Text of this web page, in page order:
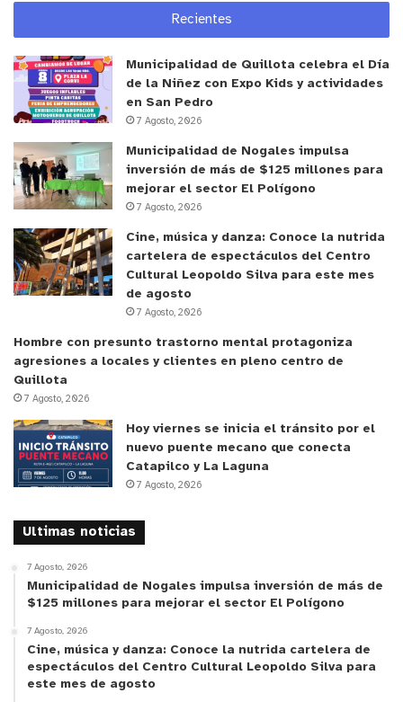
recientemente hubo que dar de baja el procesador
lineal que se había traído desde el ex Hospital San
Martín, y que contaba con 24 años de
funcionamiento, quedando como respaldo el
equipo que venía en el proyecto del nuevo
Hospital. Así, con estos dos equipos se puede
mantener la operatividad plena de los ciclos de
biopsias del recinto asistencial. Así lo destacó el
Dr. Hernán Cortés Ramos, Jefe de la Unidad de
Anatomía patológica: “Lo primero es destacar el
apoyo del Servicio de Salud Viña del Mar Quillota
para obtener este nuevo equipo. El nuevo
procesador es un equipo que cumple una función
equipamiento del Laboratorio, complementario al
capital humano. Es muy relevante contar con un
equipo de respaldo; sino, se detiene toda la
producción o la capacidad es significativamente
menor porque hay que hacerlo de forma manual”,
sostuvo el médico anatomo patólogo.
El proceso de este equipamiento se extiende por
cerca de 14 horas, el que se realiza durante la
noche, en que aplica reactivos en serie a las
muestras para dotarlas de soporte, es decir crea
las condiciones que dejan lista la biopsia para su
posterior corte, tinción y análisis microscópico por
parte de los tecnólogos médicos de la Unidad y
posterior diagnóstico de los anatomo patólogos
Recientes
Municipalidad de Quillota celebra el Día
de la Niñez con Expo Kids y actividades
en San Pedro
7 Agosto, 2026
Municipalidad de Nogales impulsa
inversión de más de $125 millones para
mejorar el sector El Polígono
7 Agosto, 2026
Cine, música y danza: Conoce la nutrida
cartelera de espectáculos del Centro
Cultural Leopoldo Silva para este mes
de agosto
7 Agosto, 2026
Hombre con presunto trastorno mental protagoniza
agresiones a locales y clientes en pleno centro de
Quillota
7 Agosto, 2026
Hoy viernes se inicia el tránsito por el
nuevo puente mecano que conecta
Catapilco y La Laguna
7 Agosto, 2026
Ultimas noticias
7 Agosto, 2026
Municipalidad de Nogales impulsa inversión de más de
$125 millones para mejorar el sector El Polígono
7 Agosto, 2026
Cine, música y danza: Conoce la nutrida cartelera de
espectáculos del Centro Cultural Leopoldo Silva para
este mes de agosto